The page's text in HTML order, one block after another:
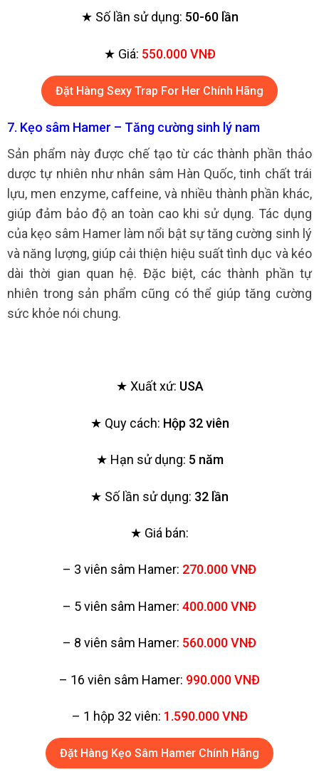
★ Số lần sử dụng: 50-60 lần
★ Giá: 550.000 VNĐ
Đặt Hàng Sexy Trap For Her Chính Hãng
7. Kẹo sâm Hamer – Tăng cường sinh lý nam
Sản phẩm này được chế tạo từ các thành phần thảo
dược tự nhiên như nhân sâm Hàn Quốc, tinh chất trái
lựu, men enzyme, caffeine, và nhiều thành phần khác,
giúp đảm bảo độ an toàn cao khi sử dụng. Tác dụng
của kẹo sâm Hamer làm nổi bật sự tăng cường sinh lý
và năng lượng, giúp cải thiện hiệu suất tình dục và kéo
dài thời gian quan hệ. Đặc biệt, các thành phần tự
nhiên trong sản phẩm cũng có thể giúp tăng cường
sức khỏe nói chung.
★ Xuất xứ: USA
★ Quy cách: Hộp 32 viên
★ Hạn sử dụng: 5 năm
★ Số lần sử dụng: 32 lần
★ Giá bán:
– 3 viên sâm Hamer: 270.000 VNĐ
– 5 viên sâm Hamer: 400.000 VNĐ
– 8 viên sâm Hamer: 560.000 VNĐ
– 16 viên sâm Hamer: 990.000 VNĐ
– 1 hộp 32 viên: 1.590.000 VNĐ
Đặt Hàng Kẹo Sâm Hamer Chính Hãng